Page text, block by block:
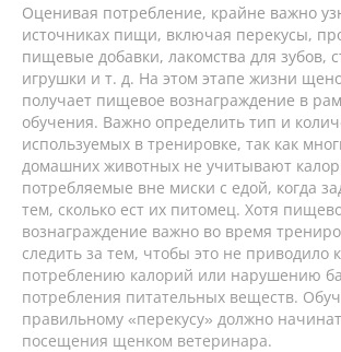
Оценивая потребление, крайне важно
источниках пищи, включая перекусы,
пищевые добавки, лакомства для зубов,
игрушки и т. д. На этом этапе жизни
получает пищевое вознаграждение в
обучения. Важно определить тип и
используемых в тренировке, так как
домашних животных не учитывают
потребляемые вне миски с едой, когда
тем, сколько ест их питомец. Хотя
вознаграждение важно во время
следить за тем, чтобы это не приводило
потреблению калорий или нарушению
потребления питательных веществ.
правильному «перекусу» должно
посещения щенком ветеринара.